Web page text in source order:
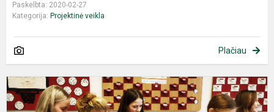
Paskelbta: 2020-02-27
Kategorija: Projektinė veikla
Plačiau